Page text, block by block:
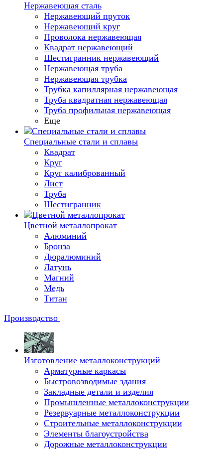
Нержавеющая сталь
Нержавеющий пруток
Нержавеющий круг
Проволока нержавеющая
Квадрат нержавеющий
Шестигранник нержавеющий
Нержавеющая труба
Нержавеющая трубка
Трубка капиллярная нержавеющая
Труба квадратная нержавеющая
Труба профильная нержавеющая
Еще
Специальные стали и сплавы
Квадрат
Круг
Круг калиброванный
Лист
Труба
Шестигранник
Цветной металлопрокат
Алюминий
Бронза
Дюралюминий
Латунь
Магний
Медь
Титан
Производство
Изготовление металлоконструкций
Арматурные каркасы
Быстровозводимые здания
Закладные детали и изделия
Промышленные металлоконструкции
Резервуарные металлоконструкции
Строительные металлоконструкции
Элементы благоустройства
Дорожные металлоконструкции